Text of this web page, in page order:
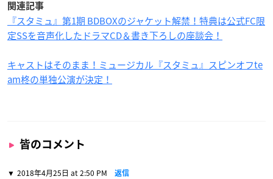
関連記事
『スタミュ』第1期 BDBOXのジャケット解禁！特典は公式FC限
定SSを音声化したドラマCD＆書き下ろしの座談会！
キャストはそのまま！ミュージカル『スタミュ』スピンオフte
am柊の単独公演が決定！
皆のコメント
2018年4月25日 at 2:50 PM 返信